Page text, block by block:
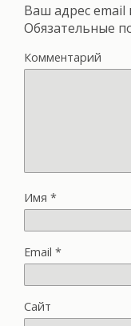
Ваш адрес email
Обязательные
Комментарий
Имя *
Email *
Сайт